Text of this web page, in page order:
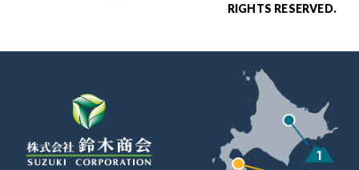
RIGHTS RESERVED.